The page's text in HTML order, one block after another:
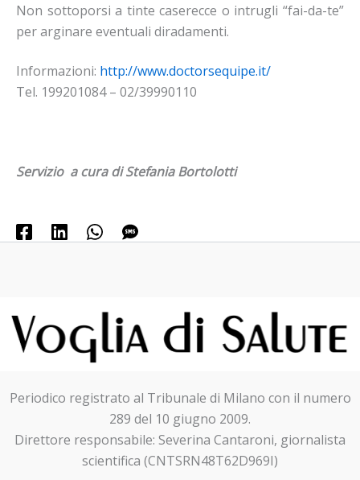
Non sottoporsi a tinte caserecce o intrugli “fai-da-te”
per arginare eventuali diradamenti.
Informazioni: http://www.doctorsequipe.it/
Tel. 199201084 – 02/39990110
Servizio a cura di Stefania Bortolotti
Periodico registrato al Tribunale di Milano con il numero
289 del 10 giugno 2009.
Direttore responsabile: Severina Cantaroni, giornalista
scientifica (CNTSRN48T62D969I)